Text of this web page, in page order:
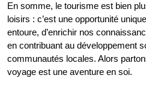
En somme, le tourisme est bien
loisirs : c’est une opportunité
entoure, d’enrichir nos
en contribuant au développement
communautés locales. Alors
voyage est une aventure en soi.